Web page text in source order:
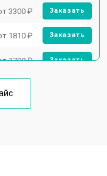
3300 ₽ Заказать
1810 ₽ Заказать
1700 ₽ Заказать
1700 ₽